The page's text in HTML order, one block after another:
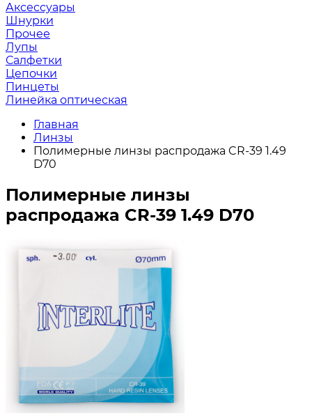
Аксессуары
Шнурки
Прочее
Лупы
Салфетки
Цепочки
Пинцеты
Линейка оптическая
Главная
Линзы
Полимерные линзы распродажа CR-39 1.49
D70
Полимерные линзы
распродажа CR-39 1.49 D70